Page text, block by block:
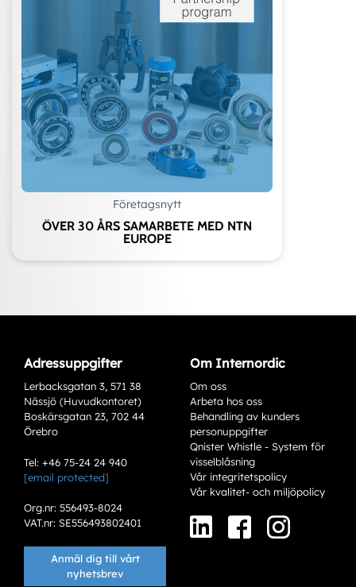
Företagsnytt
ÖVER 30 ÅRS SAMARBETE MED NTN
EUROPE
Adressuppgifter
Lerbacksgatan 3, 571 38
Nässjö (Huvudkontoret)
Boskärsgatan 23, 702 44
Örebro
Tel: +46 75-24 24 940
[email protected]
Org.nr: 556493-8024
VAT.nr: SE556493802401
Anmäl dig till vårt
nyhetsbrev
Om Internordic
Om oss
Arbeta hos oss
Behandling av kunders
personuppgifter
Qnister Whistle - System för
visselblåsning
Vår integritetspolicy
Vår kvalitet- och miljöpolicy